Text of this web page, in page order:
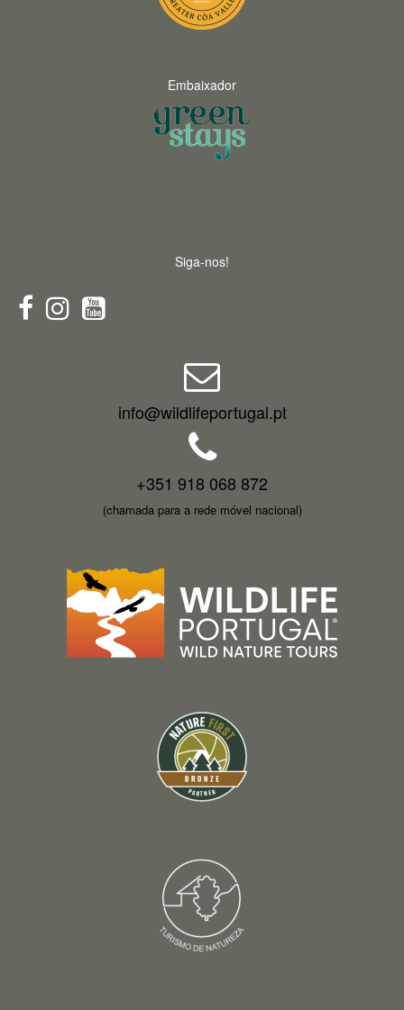
Embaixador
Siga-nos!
info@wildlifeportugal.pt
+351 918 068 872
(chamada para a rede móvel nacional)